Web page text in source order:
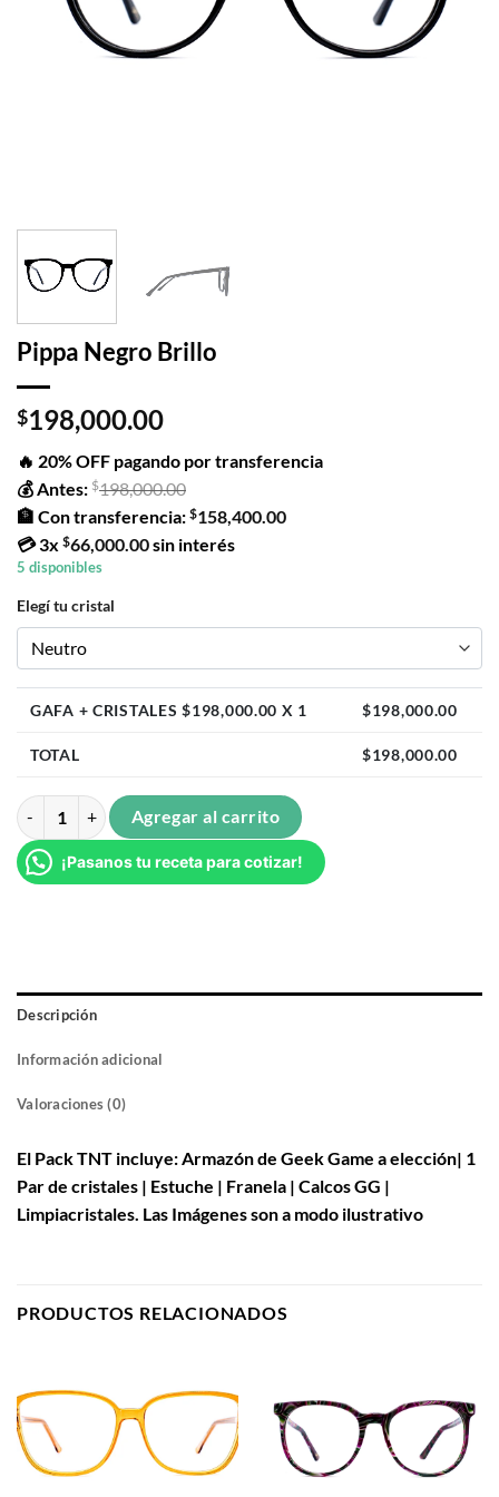
Pippa Negro Brillo
$198,000.00
🔥 20% OFF pagando por transferencia
💰 Antes: $198,000.00
🏦 Con transferencia: $158,400.00
💳3x $66,000.00sin interés
5 disponibles
Elegí tu cristal
GAFA + CRISTALES $198,000.00 X 1 $198,000.00
TOTAL $198,000.00
Pippa Negro Brillo cantidadAgregar al carrito
¡Pasanos tu receta para cotizar!
Descripción
Información adicional
Valoraciones (0)
El Pack TNT incluye: Armazón de Geek Game a elección| 1
Par de cristales | Estuche | Franela | Calcos GG |
Limpiacristales. Las Imágenes son a modo ilustrativo
PRODUCTOS RELACIONADOS